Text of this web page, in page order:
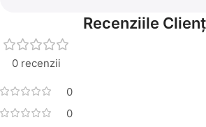
Recenziile
0 recenzii
0
0